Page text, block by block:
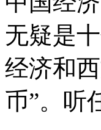
无疑是
经济和
币”。听